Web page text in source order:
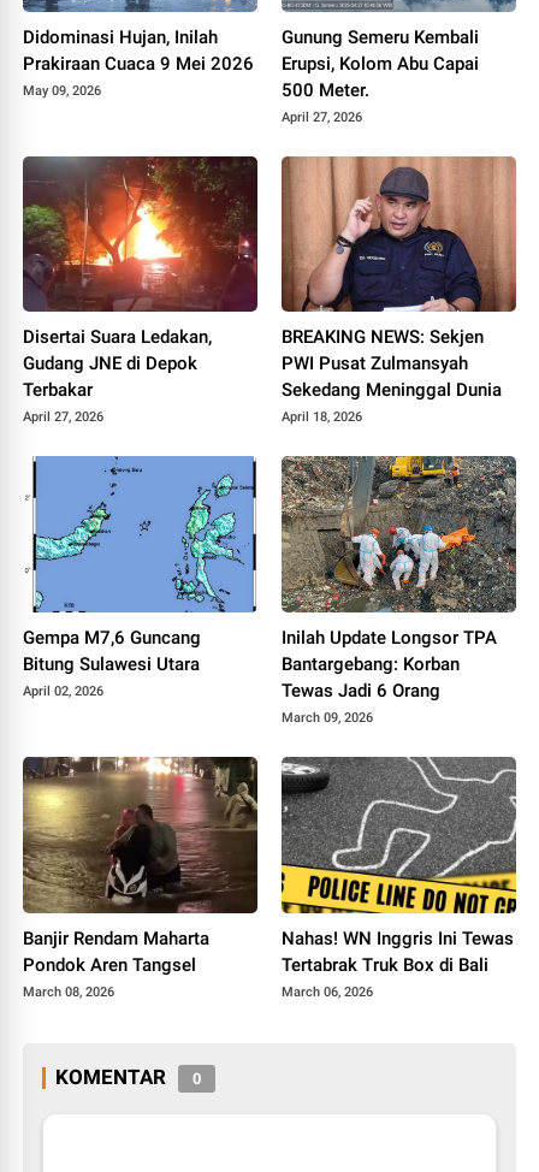
Didominasi Hujan, Inilah
Prakiraan Cuaca 9 Mei 2026
May 09, 2026
Gunung Semeru Kembali
Erupsi, Kolom Abu Capai
500 Meter.
April 27, 2026
Disertai Suara Ledakan,
Gudang JNE di Depok
Terbakar
April 27, 2026
BREAKING NEWS: Sekjen
PWI Pusat Zulmansyah
Sekedang Meninggal Dunia
April 18, 2026
Gempa M7,6 Guncang
Bitung Sulawesi Utara
April 02, 2026
Inilah Update Longsor TPA
Bantargebang: Korban
Tewas Jadi 6 Orang
March 09, 2026
Banjir Rendam Maharta
Pondok Aren Tangsel
March 08, 2026
Nahas! WN Inggris Ini Tewas
Tertabrak Truk Box di Bali
March 06, 2026
KOMENTAR 0